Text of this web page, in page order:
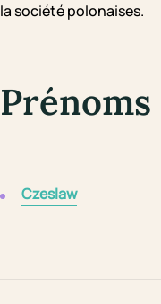
la société polonaises.
Prénoms
Czeslaw